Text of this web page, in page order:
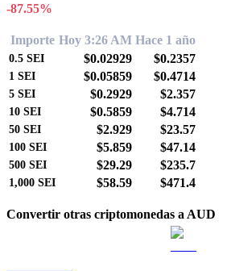
-87.55%
Importe Hoy 3:26 AM Hace 1 año
0.5 SEI $0.02929 $0.2357
1 SEI $0.05859 $0.4714
5 SEI $0.2929 $2.357
10 SEI $0.5859 $4.714
50 SEI $2.929 $23.57
100 SEI $5.859 $47.14
500 SEI $29.29 $235.7
1,000 SEI $58.59 $471.4
Convertir otras criptomonedas a AUD